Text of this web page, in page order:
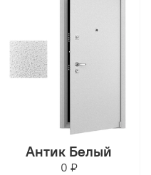
Антик Белый
0 ₽